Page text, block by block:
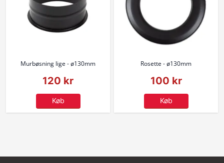
Murbøsning lige - ø130mm
120 kr
Køb
Rosette - ø130mm
100 kr
Køb